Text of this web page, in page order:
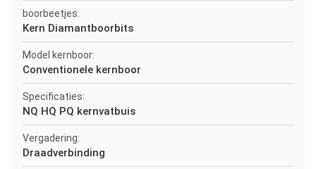
boorbeetjes:
Kern Diamantboorbits
Model kernboor:
Conventionele kernboor
Specificaties:
NQ HQ PQ kernvatbuis
Vergadering:
Draadverbinding